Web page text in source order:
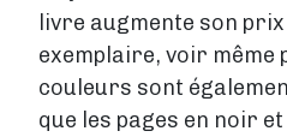
livre augmente son
exemplaire, voir même
couleurs sont
que les pages en noir